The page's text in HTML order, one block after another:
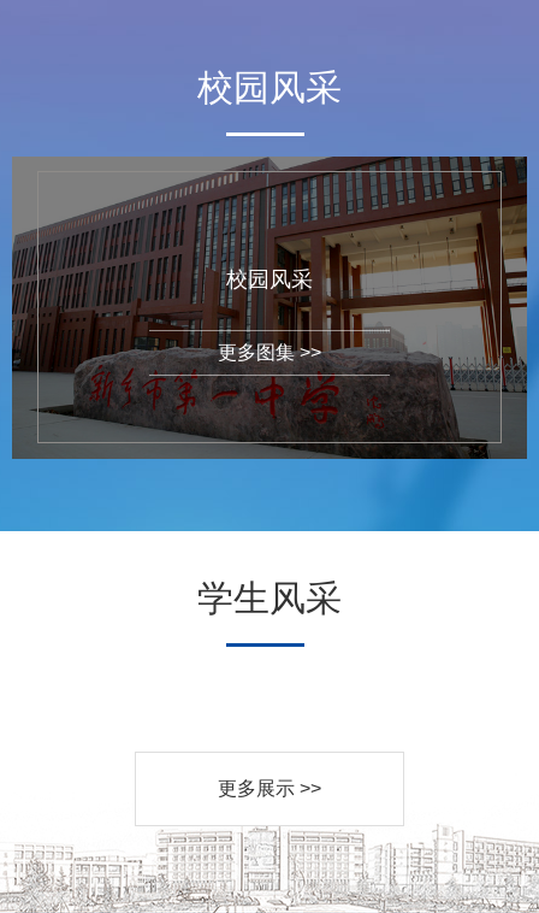
校园风采
校园风采
更多图集 >>
学生风采
更多展示 >>